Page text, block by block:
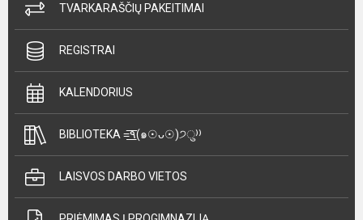
TVARKARAŠČIŲ PAKEITIMAI
REGISTRAI
KALENDORIUS
BIBLIOTEKA =͟͟͞͞٩(๑☉ᴗ☉)੭ु⁾⁾
LAISVOS DARBO VIETOS